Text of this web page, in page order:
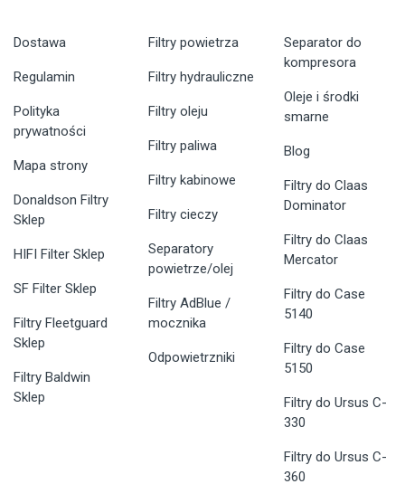
Dostawa
Regulamin
Polityka
prywatności
Mapa strony
Donaldson Filtry
Sklep
HIFI Filter Sklep
SF Filter Sklep
Filtry Fleetguard
Sklep
Filtry Baldwin
Sklep
Filtry powietrza
Filtry hydrauliczne
Filtry oleju
Filtry paliwa
Filtry kabinowe
Filtry cieczy
Separatory
powietrze/olej
Filtry AdBlue /
mocznika
Odpowietrzniki
Separator do
kompresora
Oleje i środki
smarne
Blog
Filtry do Claas
Dominator
Filtry do Claas
Mercator
Filtry do Case
5140
Filtry do Case
5150
Filtry do Ursus C-
330
Filtry do Ursus C-
360